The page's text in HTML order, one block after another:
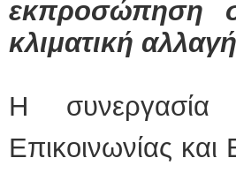
εκπροσώπηση
κλιματική
Η συνεργασία
Επικοινωνίας